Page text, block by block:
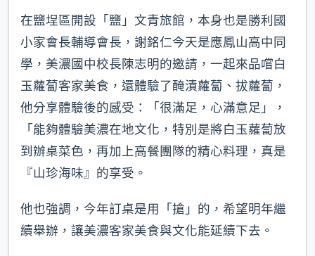
在鹽埕區開設「鹽」文青旅館，本身也是勝利國
小家會長輔導會長，謝銘仁今天是應鳳山高中同
學，美濃國中校長陳志明的邀請，一起來品嚐白
玉蘿蔔客家美食，還體驗了醃漬蘿蔔、拔蘿蔔，
他分享體驗後的感受：「很滿足，心滿意足」，
「能夠體驗美濃在地文化，特別是將白玉蘿蔔放
到辦桌菜色，再加上高餐團隊的精心料理，真是
『山珍海味』的享受。
他也強調，今年訂桌是用「搶」的，希望明年繼
續舉辦，讓美濃客家美食與文化能延續下去。